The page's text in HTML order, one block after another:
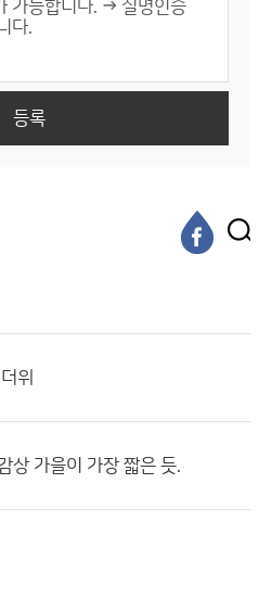
등록
위
상 가을이 가장 짧은 듯.